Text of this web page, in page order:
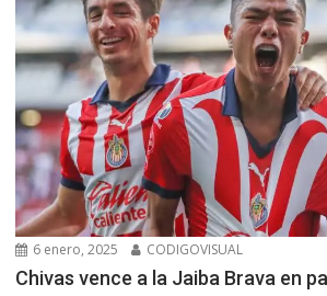
6 enero, 2025 CODIGOVISUAL
Chivas vence a la Jaiba Brava en